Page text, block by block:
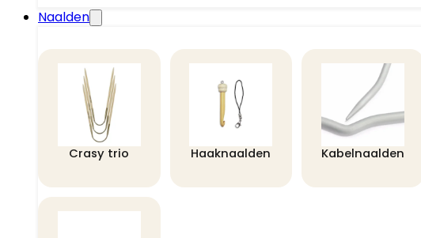
Naalden
Crasy trio Haaknaalden Kabelnaalden